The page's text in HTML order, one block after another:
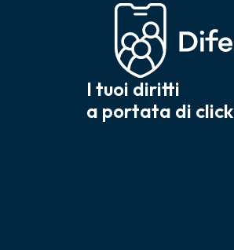
I tuoi diritti
a portata di click